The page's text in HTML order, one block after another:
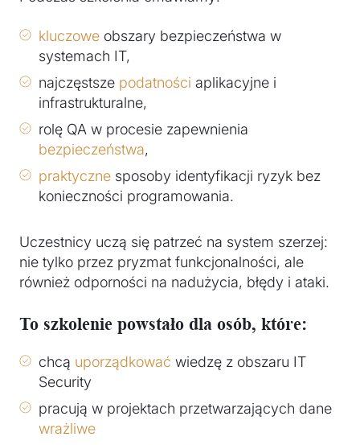
kluczowe obszary bezpieczeństwa w
systemach IT,
najczęstsze podatności aplikacyjne i
infrastrukturalne,
rolę QA w procesie zapewnienia
bezpieczeństwa,
praktyczne sposoby identyfikacji ryzyk bez
konieczności programowania.
Uczestnicy uczą się patrzeć na system szerzej:
nie tylko przez pryzmat funkcjonalności, ale
również odporności na nadużycia, błędy i ataki.
To szkolenie powstało dla osób, które:
chcą uporządkować wiedzę z obszaru IT
Security
pracują w projektach przetwarzających dane
wrażliwe